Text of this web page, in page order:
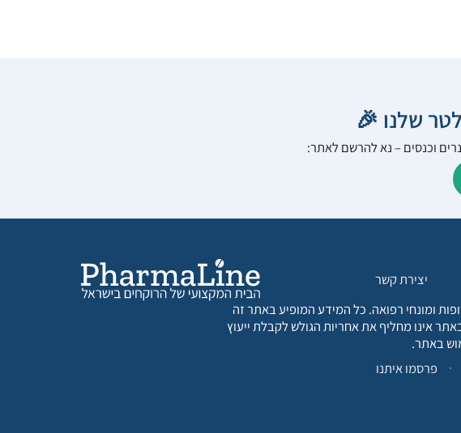
שלנו 🎉
וכנסים – נא להרשם לאתר:
יצירת קשר
ומונחי רפואה. כל המידע המופיע באתר זה
אינו מחליף את אחריות הגולש לקבלת ייעוץ
באתר.
פרסמו איתנו